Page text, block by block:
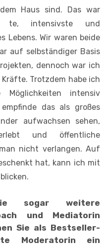
Haus sind. Das war
te, intensivste und
Lebens. Wir waren beide
auf selbständiger Basis
dennoch war ich
Trotzdem habe ich
inten­siv
das als großes
aufwachsen sehen,
und öffentliche
nicht verlangen. Auf
hat, kann ich mit
sogar weitere
und Mediatorin
Sie als Bestseller-
Moderatorin ein